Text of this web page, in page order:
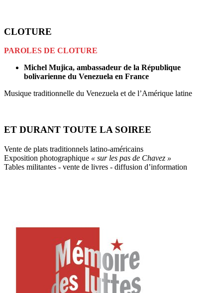
CLOTURE
PAROLES DE CLOTURE
Michel Mujica, ambassadeur de la République
bolivarienne du Venezuela en France
Musique traditionnelle du Venezuela et de l’Amérique latine
ET DURANT TOUTE LA SOIREE
Vente de plats traditionnels latino-américains
Exposition photographique « sur les pas de Chavez »
Tables militantes - vente de livres - diffusion d’information